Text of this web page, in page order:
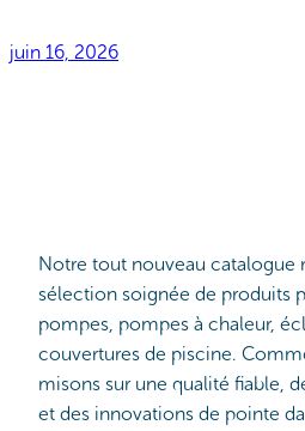
juin 16, 2026
Notre tout nouveau catalogue
sélection soignée de produits
pompes, pompes à chaleur,
couvertures de piscine.
misons sur une qualité fiable,
et des innovations de pointe